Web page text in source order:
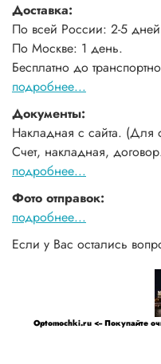
Доставка:
По всей России: 2-5
По Москве: 1 день.
Бесплатно до
подробнее...
Документы:
Накладная с сайта. (Для
Счет, накладная,
подробнее...
Фото отправок:
подробнее...
Если у Вас остались
Optomochki.ru <-- Покупайте